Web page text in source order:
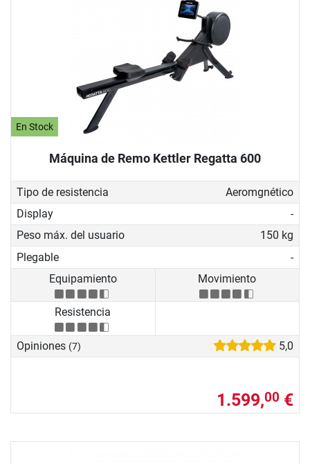
En Stock
Máquina de Remo Kettler Regatta 600
Tipo de resistencia
Aeromgnético
Display
-
Peso máx. del usuario
150 kg
Plegable
-
Equipamiento
Movimiento
Resistencia
Opiniones (7) 5,0
1.599,00 €